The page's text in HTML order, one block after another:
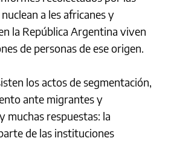
a les africanes y
la República Argentina viven
de personas de ese origen.
los actos de segmentación,
ante migrantes y
muchas respuestas: la
de las instituciones